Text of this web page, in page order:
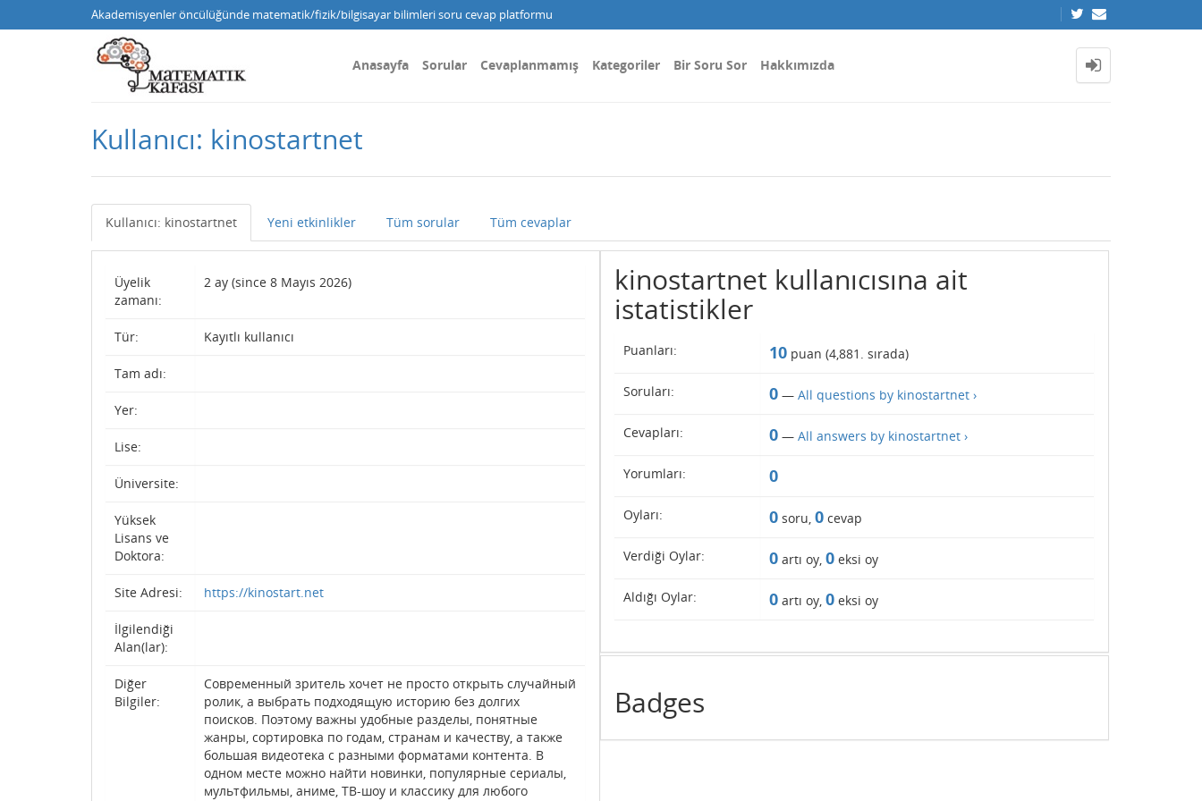
Akademisyenler öncülüğünde matematik/fizik/bilgisayar bilimleri soru cevap platformu
Anasayfa Sorular Cevaplanmamış Kategoriler Bir Soru Sor Hakkımızda
Kullanıcı: kinostartnet
Kullanıcı: kinostartnet Yeni etkinlikler Tüm sorular Tüm cevaplar
Üyelik
zamanı:
2 ay (since 8 Mayıs 2026)
Tür: Kayıtlı kullanıcı
Tam adı:
Yer:
Lise:
Üniversite:
Yüksek
Lisans ve
Doktora:
Site Adresi: https://kinostart.net
İlgilendiği
Alan(lar):
Diğer
Bilgiler:
Современный зритель хочет не просто открыть случайный
ролик, а выбрать подходящую историю без долгих
поисков. Поэтому важны удобные разделы, понятные
жанры, сортировка по годам, странам и качеству, а также
большая видеотека с разными форматами контента. В
одном месте можно найти новинки, популярные сериалы,
мультфильмы, аниме, ТВ-шоу и классику для любого
kinostartnet kullanıcısına ait
istatistikler
Puanları: 10puan (4,881 . sırada)
Soruları: 0— All questions by kinostartnet ›
Cevapları: 0— All answers by kinostartnet ›
Yorumları: 0
Oyları: 0soru, 0cevap
Verdiği Oylar: 0artı oy, 0eksi oy
Aldığı Oylar: 0artı oy, 0eksi oy
Badges